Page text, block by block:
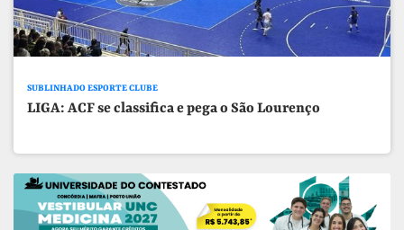
SUBLINHADO ESPORTE CLUBE
LIGA: ACF se classifica e pega o São Lourenço